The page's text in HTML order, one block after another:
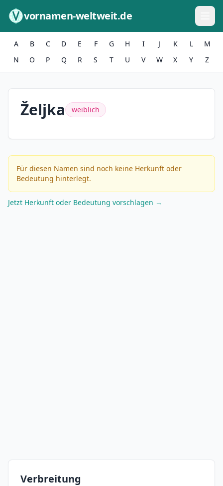
vornamen-weltweit.de
A B C D E F G H I J K L
M
N
O P Q R S T U V W X Y Z
Željka weiblich
Für diesen Namen sind noch keine Herkunft oder
Bedeutung hinterlegt.
Jetzt Herkunft oder Bedeutung vorschlagen →
Verbreitung